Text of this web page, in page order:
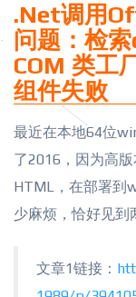
.Net调用
问题：检
COM 类工
组件失败
最近在本地64位
了2016，因为高
HTML，在部署到
少麻烦，恰好见到
文章1链接：